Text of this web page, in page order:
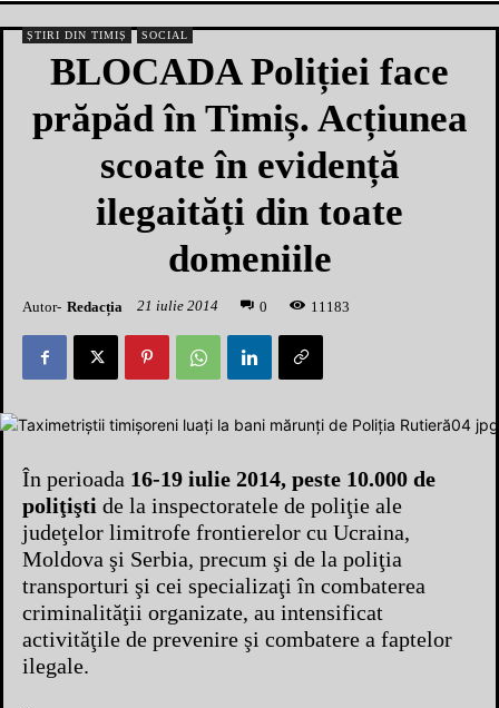
ȘTIRI DIN TIMIȘ SOCIAL
BLOCADA Poliției face
prăpăd în Timiș. Acțiunea
scoate în evidență
ilegaități din toate
domeniile
Autor- Redacția 21 iulie 2014 0 1 1183
În perioada 16-19 iulie 2014, peste 10.000 de
poliţişti de la inspectoratele de poliţie ale
judeţelor limitrofe frontierelor cu Ucraina,
Moldova şi Serbia, precum şi de la poliţia
transporturi şi cei specializaţi în combaterea
criminalităţii organizate, au intensificat
activităţile de prevenire şi combatere a faptelor
ilegale.